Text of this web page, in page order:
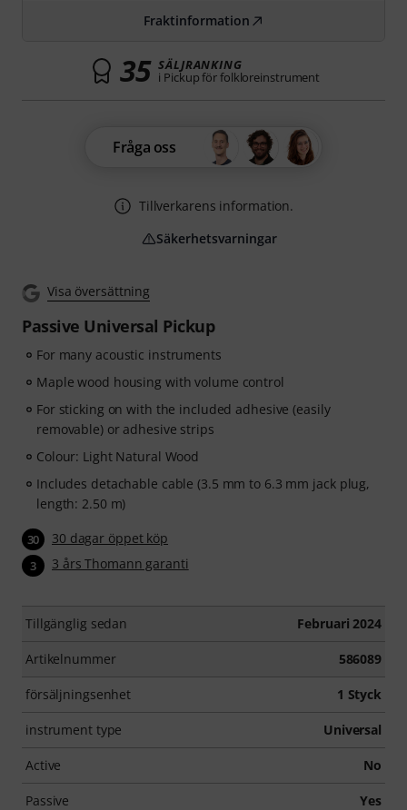
Visa översättning
Passive Universal Pickup
For many acoustic instruments
Maple wood housing with volume control
For sticking on with the included adhesive (easily
removable) or adhesive strips
Colour: Light Natural Wood
Includes detachable cable (3.5 mm to 6.3 mm jack plug,
length: 2.50 m)
30 30 dagar öppet köp
3 3 års Thomann garanti
Tillgänglig sedan Februari 2024
Artikelnummer 586089
försäljningsenhet 1 Styck
instrument type Universal
Active No
Passive Yes
Fraktinformation
35 SÄLJRANKING
i Pickup för folkloreinstrument
Fråga oss
Tillverkarens information.
Säkerhetsvarningar